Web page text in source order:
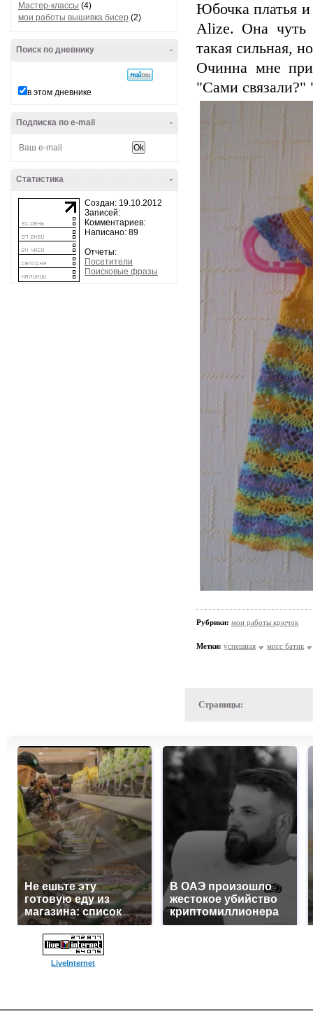
Мастер-классы (4)
мои работы вышивка бисер (2)
-
Поиск по дневнику
в этом дневнике
-
Подписка по e-mail
-
Статистика
Создан: 19.10.2012
Записей:
Комментариев:
Написано: 89
Отчеты:
Посетители
Поисковые фразы
Юбочка платья
Alize. Она чуть
такая сильная,
Очинна мне
"Сами
Рубрики: мои работы крючок
Метки: успешная мисс батик
Страницы:
Не ешьте эту
готовую еду из
магазина: список
В ОАЭ произошло
жестокое убийство
криптомиллионера
LiveInternet